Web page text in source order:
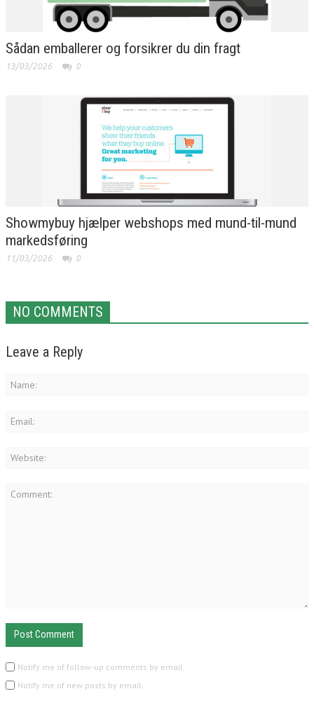
Sådan emballerer og forsikrer du din fragt
13/03/2026 0
Showmybuy hjælper webshops med mund-til-mund
markedsføring
11/03/2026 0
NO COMMENTS
Leave a Reply
Notify me of follow-up comments by email.
Notify me of new posts by email.